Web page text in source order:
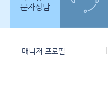
문자상담
매니저 프로필